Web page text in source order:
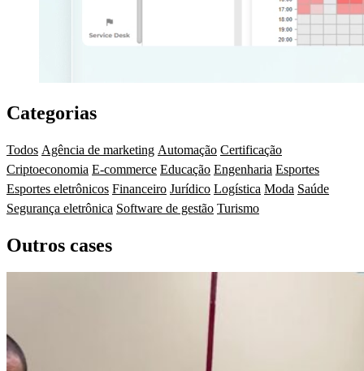
Categorias
Todos Agência de marketing Automação Certificação
Criptoeconomia E-commerce Educação Engenharia Esportes
Esportes eletrônicos Financeiro Jurídico Logística Moda Saúde
Segurança eletrônica Software de gestão Turismo
Outros cases